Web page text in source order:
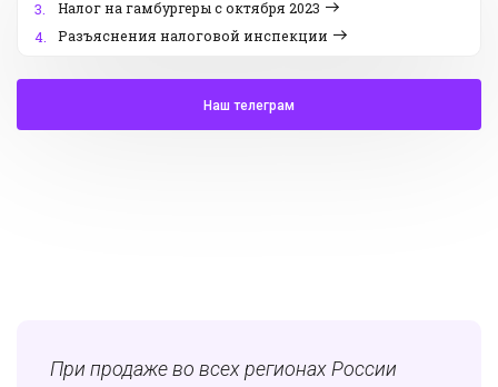
3.
Налог на гамбургеры с октября 2023
4.
Разъяснения налоговой инспекции
Наш телеграм
При продаже во всех регионах России